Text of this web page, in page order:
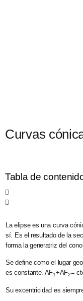
Curvas
Tabla de
La elipse es una curva
sí. Es el resultado de la
forma la generatriz del
Se define como el lugar
es constante. AF1+AF2=
Su excentricidad es